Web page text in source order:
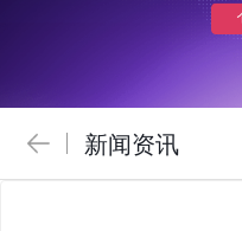
新闻资讯